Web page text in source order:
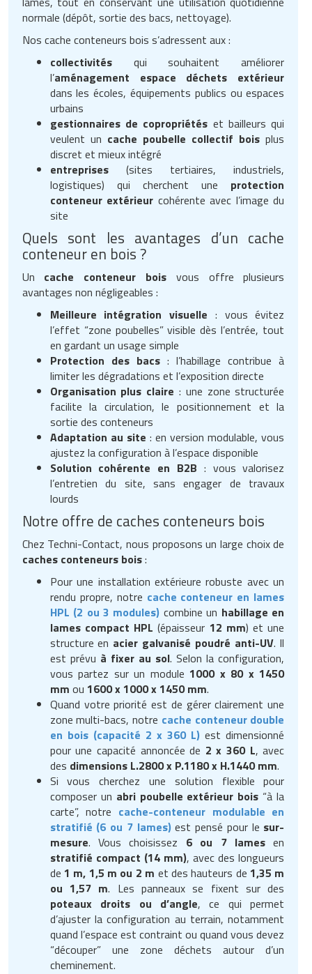
normale (dépôt, sortie des bacs, nettoyage).
Nos cache conteneurs bois s’adressent aux :
collectivitésqui souhaitent améliorer
l’aménagement espace déchets extérieur
dans les écoles, équipements publics ou espaces
urbains
gestionnaires de copropriétés et bailleurs qui
veulent un cache poubelle collectif bois plus
discret et mieux intégré
entreprises(sites tertiaires, industriels,
logistiques) qui cherchent une protection
conteneur extérieur cohérente avec l’image du
site
Quels sont les avantages d’un cache
conteneur en bois ?
Un cache conteneur bois vous offre plusieurs
avantages non négligeables :
Meilleure intégration visuelle : vous évitez
l’effet “zone poubelles” visible dès l’entrée, tout
en gardant un usage simple
Protection des bacs: l’habillage contribue à
limiter les dégradations et l’exposition directe
Organisation plus claire : une zone structurée
facilite la circulation, le positionnement et la
sortie des conteneurs
Adaptation au site : en version modulable, vous
ajustez la configuration à l’espace disponible
Solution cohérente en B2B : vous valorisez
l’entretien du site, sans engager de travaux
lourds
Notre offre de caches conteneurs bois
Chez Techni-Contact, nous proposons un large choix de
caches conteneurs bois:
Pour une installation extérieure robuste avec un
rendu propre, notre cache conteneur en lames
HPL (2 ou 3 modules) combine un habillage en
lames compact HPL (épaisseur 12 mm) et une
structure en acier galvanisé poudré anti-UV. Il
est prévu à fixer au sol. Selon la configuration,
vous partez sur un module 1000 x 80 x 1450
mm ou 1600 x 1000 x 1450 mm.
Quand votre priorité est de gérer clairement une
zone multi-bacs, notre cache conteneur double
en bois (capacité 2 x 360 L) est dimensionné
pour une capacité annoncée de 2 x 360 L, avec
des dimensions L.2800 x P.1180 x H.1440 mm.
Si vous cherchez une solution flexible pour
composer un abri poubelle extérieur bois “à la
carte”, notre cache-conteneur modulable en
stratifié (6 ou 7 lames)est pensé pour le sur-
mesure. Vous choisissez 6 ou 7 lamesen
stratifié compact (14 mm), avec des longueurs
de 1 m, 1,5 m ou 2 m et des hauteurs de 1,35 m
ou 1,57 m. Les panneaux se fixent sur des
poteaux droits ou d’angle, ce qui permet
d’ajuster la configuration au terrain, notamment
quand l’espace est contraint ou quand vous devez
“découper” une zone déchets autour d’un
cheminement.